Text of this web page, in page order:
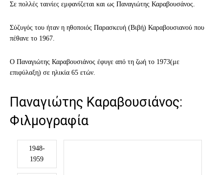
Σε πολλές ταινίες εμφανίζεται και ως Παναγιώτης Καραβουσάνος.
Σύζυγός του ήταν η ηθοποιός Παρασκευή (Βιβή) Καραβουσιανού που
πέθανε το 1967.
Ο Παναγιώτης Καραβουσιάνος έφυγε από τη ζωή το 1973(με
επιφύλαξη) σε ηλικία 65 ετών.
Παναγιώτης Καραβουσιάνος:
Φιλμογραφία
1948-
1959